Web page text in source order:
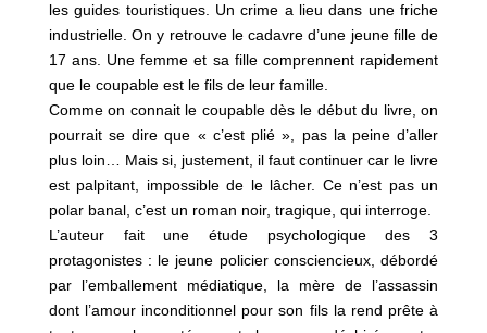
les guides touristiques. Un crime a lieu dans une friche
industrielle. On y retrouve le cadavre d’une jeune fille de
17 ans. Une femme et sa fille comprennent rapidement
que le coupable est le fils de leur famille.
Comme on connait le coupable dès le début du livre, on
pourrait se dire que « c’est plié », pas la peine d’aller
plus loin… Mais si, justement, il faut continuer car le livre
est palpitant, impossible de le lâcher. Ce n’est pas un
polar banal, c’est un roman noir, tragique, qui interroge.
L’auteur fait une étude psychologique des 3
protagonistes : le jeune policier consciencieux, débordé
par l’emballement médiatique, la mère de l’assassin
dont l’amour inconditionnel pour son fils la rend prête à